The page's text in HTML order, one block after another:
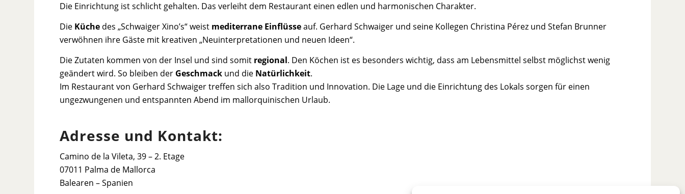
Die Einrichtung ist schlicht gehalten. Das verleiht dem Restaurant einen edlen und harmonischen Charakter.
Die Küche des „Schwaiger Xino’s“ weist mediterrane Einflüsseauf. Gerhard Schwaiger und seine Kollegen Christina Pérez und Stefan Brunner
verwöhnen ihre Gäste mit kreativen „Neuinterpretationen und neuen Ideen“.
Die Zutaten kommen von der Insel und sind somit regional. Den Köchen ist es besonders wichtig, dass am Lebensmittel selbst möglichst wenig
geändert wird. So bleiben der Geschmack und die Natürlichkeit.
Im Restaurant von Gerhard Schwaiger treffen sich also Tradition und Innovation. Die Lage und die Einrichtung des Lokals sorgen für einen
ungezwungenen und entspannten Abend im mallorquinischen Urlaub.
Adresse und Kontakt:
Camino de la Vileta, 39 – 2. Etage
07011 Palma de Mallorca
Balearen – Spanien